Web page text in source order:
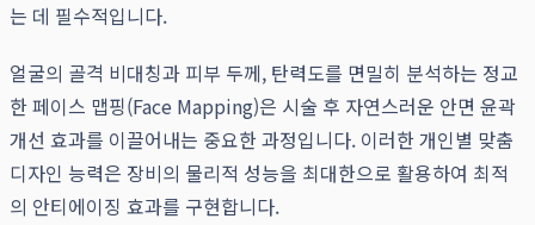
는 데 필수적입니다.
얼굴의 골격 비대칭과 피부 두께, 탄력도를 면밀히 분석하는 정교
한 페이스 맵핑(Face Mapping)은 시술 후 자연스러운 안면 윤곽
개선 효과를 이끌어내는 중요한 과정입니다. 이러한 개인별 맞춤
디자인 능력은 장비의 물리적 성능을 최대한으로 활용하여 최적
의 안티에이징 효과를 구현합니다.